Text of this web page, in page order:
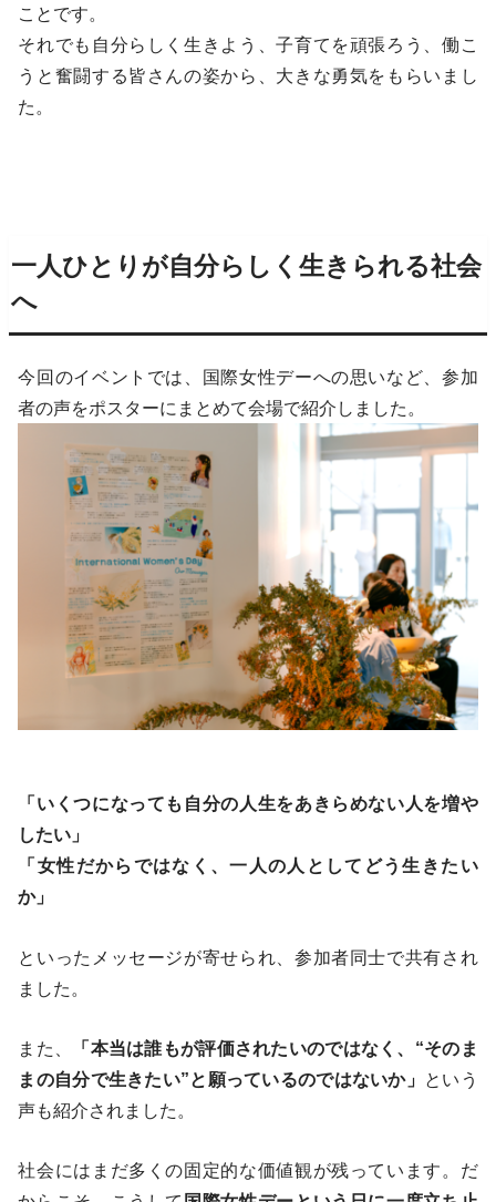
ことです。
それでも自分らしく生きよう、子育てを頑張ろう、働こ
うと奮闘する皆さんの姿から、大きな勇気をもらいまし
た。
一人ひとりが自分らしく生きられる社会
へ
今回のイベントでは、国際女性デーへの思いなど、参加
者の声をポスターにまとめて会場で紹介しました。
「いくつになっても自分の人生をあきらめない人を増や
したい」
「女性だからではなく、一人の人としてどう生きたい
か」
といったメッセージが寄せられ、参加者同士で共有され
ました。
また、
「本当は誰もが評価されたいのではなく、“そのま
まの自分で生きたい”と願っているのではないか」 という
声も紹介されました。
社会にはまだ多くの固定的な価値観が残っています。だ